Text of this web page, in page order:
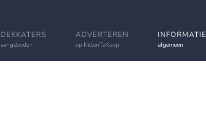
DEKKATERS
aangeboden
ADVERTEREN
op KittenTeKoop
INFORMATIE
algemeen